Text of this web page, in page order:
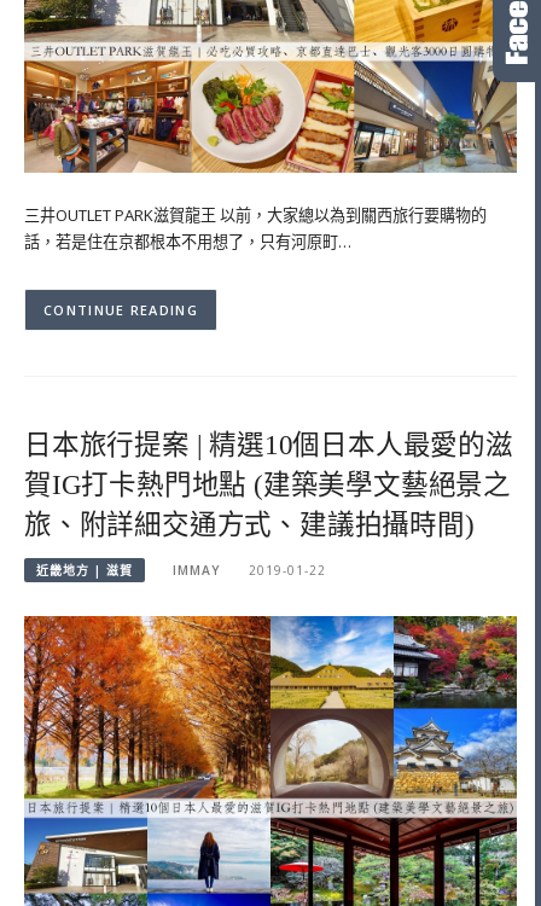
三井OUTLET PARK滋賀龍王 以前，大家總以為到關西旅行要購物的
話，若是住在京都根本不用想了，只有河原町…
CONTINUE READING
日本旅行提案 | 精選10個日本人最愛的滋
賀IG打卡熱門地點 (建築美學文藝絕景之
旅、附詳細交通方式、建議拍攝時間)
近畿地方 | 滋賀 IMMAY 2019-01-22